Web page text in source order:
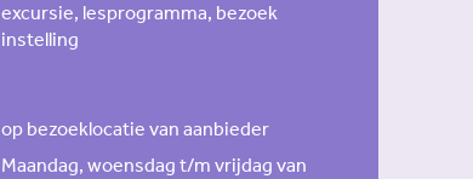
excursie, lesprogramma, bezoek
instelling
op bezoeklocatie van aanbieder
Maandag, woensdag t/m vrijdag van